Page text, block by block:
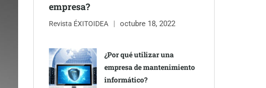
empresa?
Revista ÉXITOIDEA octubre 18, 2022
¿Por qué utilizar una
empresa de mantenimiento
informático?